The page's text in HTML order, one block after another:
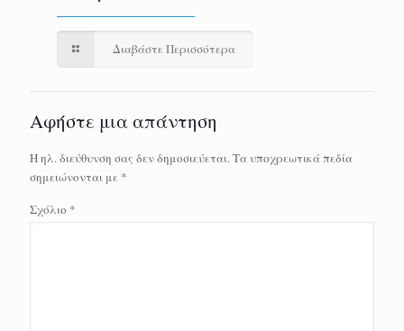
Διαβάστε Περισσότερα
Αφήστε μια απάντηση
Η ηλ. διεύθυνση σας δεν δημοσιεύεται.Τα υποχρεωτικά πεδία
σημειώνονται με *
Σχόλιο *